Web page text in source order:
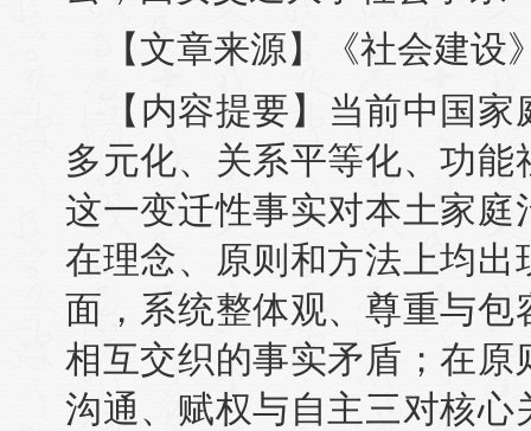
【文章来源】《社会建设
【内容提要】当前中国
多元化、关系平等化、功
这一变迁性事实对本土家
在理念、原则和方法上均
面，系统整体观、尊重与
相互交织的事实矛盾；在
沟通、赋权与自主三对核